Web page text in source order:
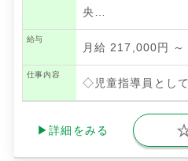
央…
給与
月給 217,000円 ～
仕事内容
◇児童指導員とし
▶詳細をみる